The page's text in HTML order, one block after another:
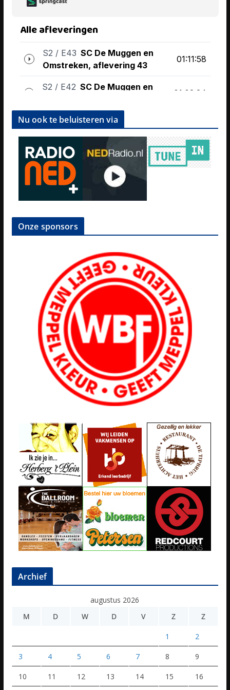
Nu ook te beluisteren via
Onze sponsors
Archief
augustus 2026
M
D W D V Z Z
1 2
3 4 5 6 7 8 9
10 11 12 13 14 15 16